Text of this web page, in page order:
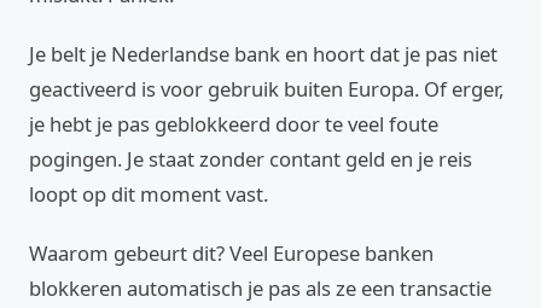
Je belt je Nederlandse bank en hoort dat je pas niet
geactiveerd is voor gebruik buiten Europa. Of erger,
je hebt je pas geblokkeerd door te veel foute
pogingen. Je staat zonder contant geld en je reis
loopt op dit moment vast.
Waarom gebeurt dit? Veel Europese banken
blokkeren automatisch je pas als ze een transactie